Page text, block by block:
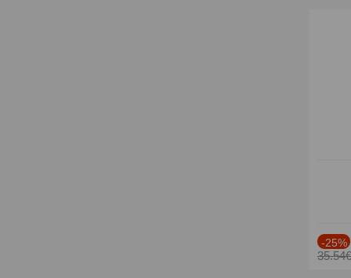
-25%
35.54€